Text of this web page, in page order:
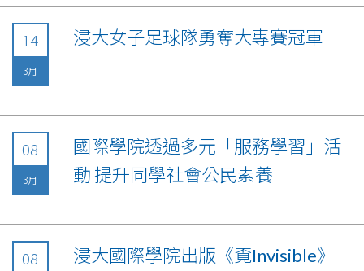
14
3月
浸大女子足球隊勇奪大專賽冠軍
08
3月
國際學院透過多元「服務學習」活
動 提升同學社會公民素養
08
浸大國際學院出版《覔Invisible》